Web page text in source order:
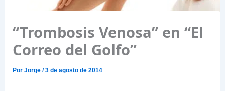
“Trombosis Venosa” en “El
Correo del Golfo”
PorJorge/3 de agosto de 2014